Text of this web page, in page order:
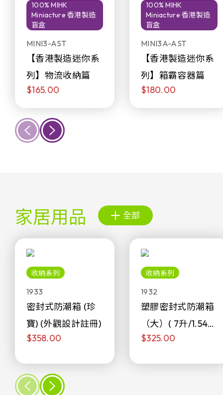
100% MIHK
Miniacture 香港製造
盲盒
MINI3-AST
【香港製造迷你系
列】物流收納篇
$165.00
100% MIHK
Miniacture 香港製造
盲盒
MINI3A-AST
【香港製造迷你系
列】箱霸容器篇
$180.00
家居用品 全部
收納系列
1933
密封式防潮箱 (珍
寶) (外觀設計註冊)
$358.00
收納系列
1932
塑膠密封式防潮箱
（大）( 7升/1.54加
侖)
$325.00